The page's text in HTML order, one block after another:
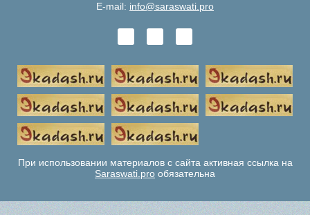
E-mail: info@saraswati.pro
При использовании материалов с сайта активная ссылка на
Saraswati.pro обязательна